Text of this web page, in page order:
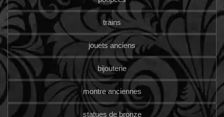
trains
jouets anciens
bijouterie
montre anciennes
statues de bronze